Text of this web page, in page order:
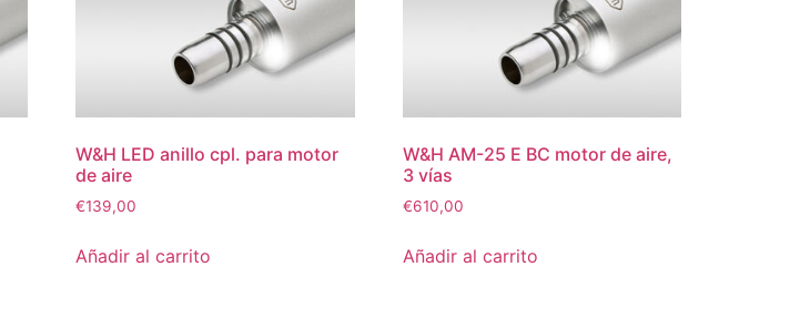
W&H LED anillo cpl. para motor
de aire
€139,00
Añadir al carrito
W&H AM-25 E BC motor de aire,
3 vías
€610,00
Añadir al carrito